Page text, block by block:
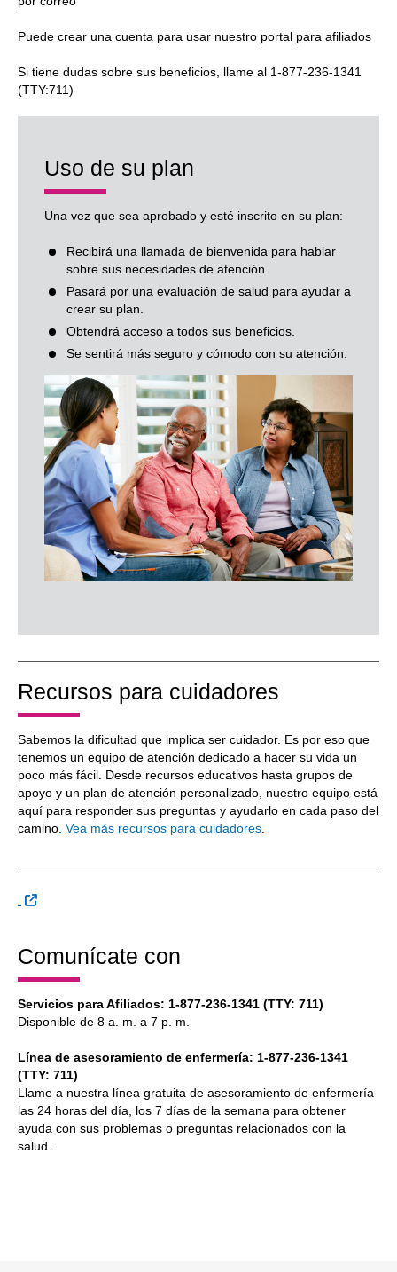
Puede crear una cuenta para usar nuestro portal para afiliados
Si tiene dudas sobre sus beneficios, llame al 1-877-236-1341
(TTY:711)
Uso de su plan
Una vez que sea aprobado y esté inscrito en su plan:
Recibirá una llamada de bienvenida para hablar
sobre sus necesidades de atención.
Pasará por una evaluación de salud para ayudar a
crear su plan.
Obtendrá acceso a todos sus beneficios.
Se sentirá más seguro y cómodo con su atención.
Recursos para cuidadores
Sabemos la dificultad que implica ser cuidador. Es por eso que
tenemos un equipo de atención dedicado a hacer su vida un
poco más fácil. Desde recursos educativos hasta grupos de
apoyo y un plan de atención personalizado, nuestro equipo está
aquí para responder sus preguntas y ayudarlo en cada paso del
camino. Vea más recursos para cuidadores
Sitio Externo
Comunícate con
Servicios para Afiliados: 1-877-236-1341 (TTY: 711)
Disponible de 8 a. m. a 7 p. m.
Línea de asesoramiento de enfermería: 1-877-236-1341
(TTY: 711)
Llame a nuestra línea gratuita de asesoramiento de enfermería
las 24 horas del día, los 7 días de la semana para obtener
ayuda con sus problemas o preguntas relacionados con la
salud.